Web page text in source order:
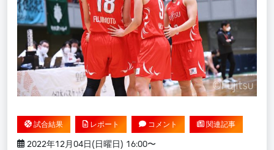
試合結果 レポート コメント 関連記事
2022年12月04日(日曜日) 16:00〜